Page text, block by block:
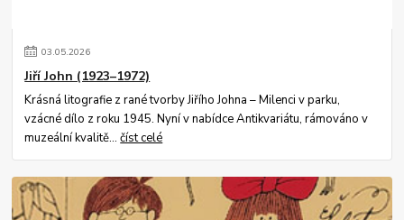
03.05.2026
Jiří John (1923–1972)
Krásná litografie z rané tvorby Jiřího Johna – Milenci v parku,
vzácné dílo z roku 1945. Nyní v nabídce Antikvariátu, rámováno v
muzeální kvalitě...číst celé